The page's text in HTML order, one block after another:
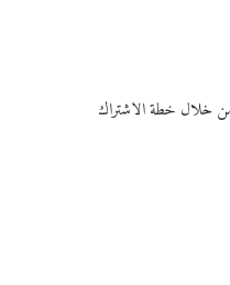
خلال خطة الاشتراك